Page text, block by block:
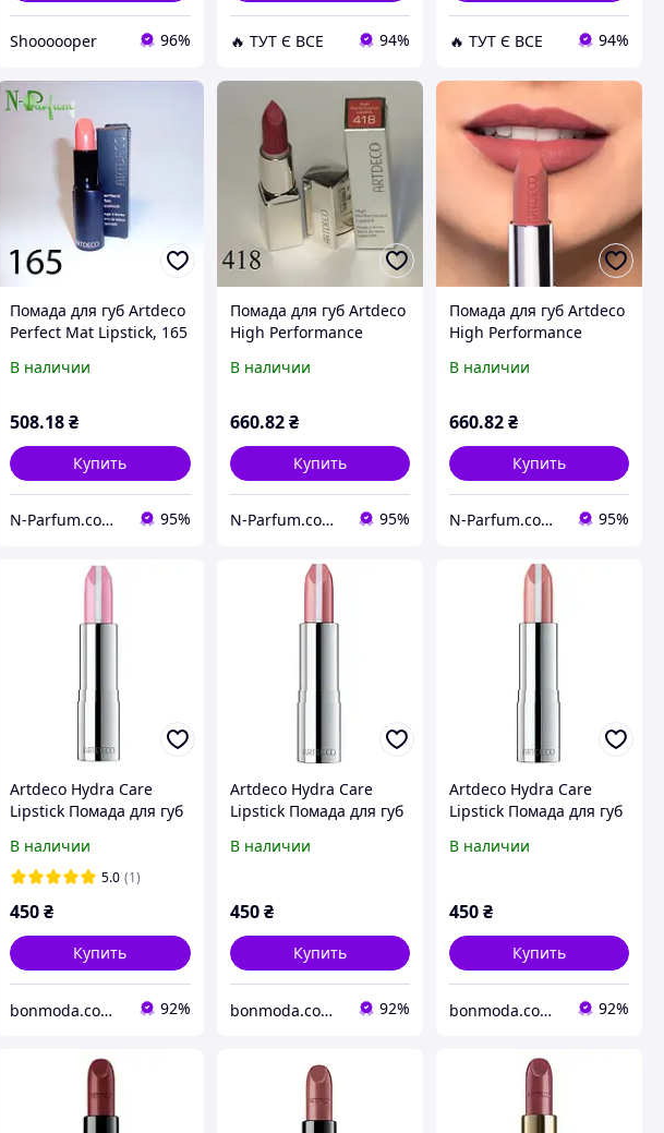
Shoooooper 96% 🔥 ТУТ Є ВСЕ 94% 🔥 ТУТ Є ВСЕ 94%
Помада для губ Artdeco
Perfect Mat Lipstick, 165
В наличии
508.18₴
Купить
N-Parfum.com Интернет-магазин оригинальной парфюмерии и косметики 95%
Помада для губ Artdeco
High Performance
red) 4 г.
В наличии
660.82 ₴
Купить
N-Parfum.com Интернет-магазин оригинальной парфюмерии и косметики 95%
Помада для губ Artdeco
High Performance
(terracotta) 4 г.
В наличии
660.82₴
Купить
N-Parfum.com Интернет-магазин оригинальной парфюмерии и косметики 95%
Artdeco Hydra Care
Lipstick Помада для губ
В наличии
5.0 (1)
450₴
Купить
bonmoda.com.ua 92%
Artdeco Hydra Care
Lipstick Помада для губ
В наличии
450 ₴
Купить
bonmoda.com.ua 92%
Artdeco Hydra Care
Lipstick Помада для губ
В наличии
450₴
Купить
bonmoda.com.ua 92%